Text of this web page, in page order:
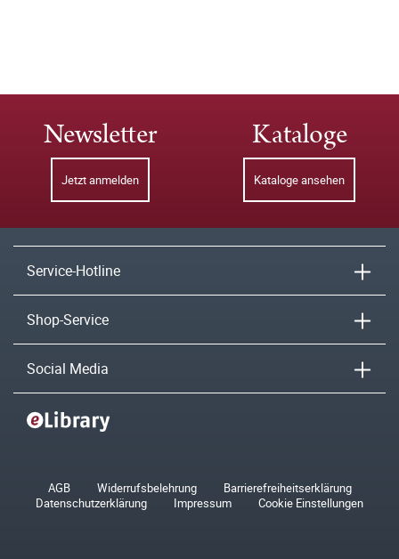
Newsletter
Jetzt anmelden
Kataloge
Kataloge ansehen
Service-Hotline
Shop-Service
Social Media
AGB Widerrufsbelehrung
Barrierefreiheitserklärung
Datenschutzerklärung
Impressum Cookie Einstellungen